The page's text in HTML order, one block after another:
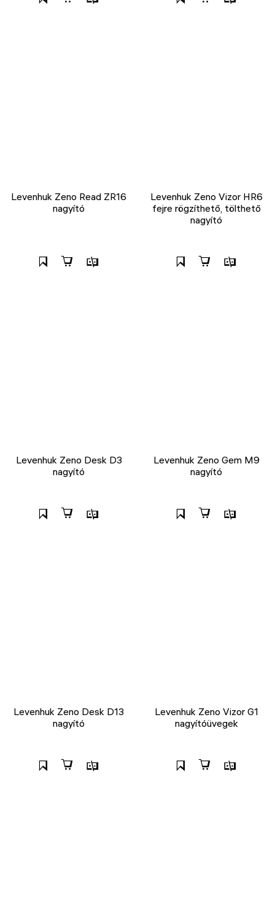
Levenhuk Zeno Read ZR16
nagyító
Levenhuk Zeno Vizor HR6
fejre rögzíthető, tölthető
nagyító
Levenhuk Zeno Desk D3
nagyító
Levenhuk Zeno Gem M9
nagyító
Levenhuk Zeno Desk D13
nagyító
Levenhuk Zeno Vizor G1
nagyítóüvegek